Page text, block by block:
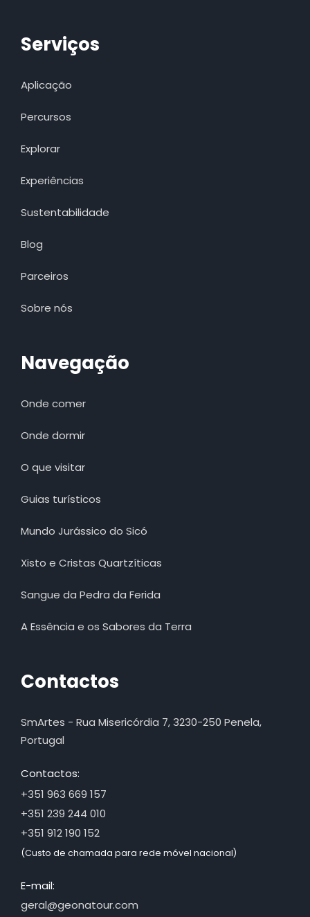
Serviços
Aplicação
Percursos
Explorar
Experiências
Sustentabilidade
Blog
Parceiros
Sobre nós
Navegação
Onde comer
Onde dormir
O que visitar
Guias turísticos
Mundo Jurássico do Sicó
Xisto e Cristas Quartzíticas
Sangue da Pedra da Ferida
A Essência e os Sabores da Terra
Contactos
SmArtes - Rua Misericórdia 7, 3230-250 Penela,
Portugal
Contactos:
+351 963 669 157
+351 239 244 010
+351 912 190 152
(Custo de chamada para rede móvel nacional)
E-mail:
geral@geonatour.com